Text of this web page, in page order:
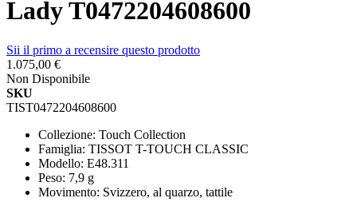
Lady T0472204608600
Sii il primo a recensire questo prodotto
1.075,00 €
Non Disponibile
SKU
TIST0472204608600
Collezione: Touch Collection
Famiglia: TISSOT T-TOUCH CLASSIC
Modello: E48.311
Peso: 7,9 g
Movimento: Svizzero, al quarzo, tattile